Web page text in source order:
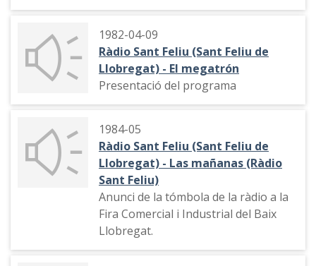
1982-04-09
Ràdio Sant Feliu (Sant Feliu de
Llobregat) - El megatrón
Presentació del programa
1984-05
Ràdio Sant Feliu (Sant Feliu de
Llobregat) - Las mañanas (Ràdio
Sant Feliu)
Anunci de la tómbola de la ràdio a la
Fira Comercial i Industrial del Baix
Llobregat.